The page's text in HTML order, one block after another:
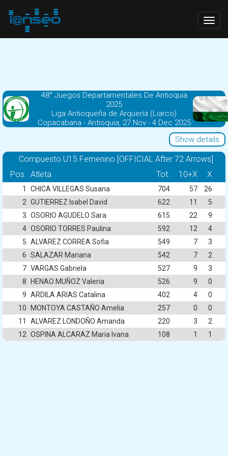
48° Juegos Departamentales De Antioquia
2025
Liga Antioqueña de Arquería (Liarco)
Copacabana - Antioquia, 27 Nov - 4 Dec 2025
Show details
Compuesto U15 Femenino [OFFICIAL After 72 Arrows]
Pos. Atleta Tot. 10+X X
1 CHICA VILLEGAS Susana 704 57
26
2 GUTIERREZ Isabel David 622 11
5
3 OSORIO AGUDELO Sara 615 22
9
4 OSORIO TORRES Paulina 592 12
4
5 ALVAREZ CORREA Sofia 549 7
3
6 SALAZAR Mariana 542 7
2
7 VARGAS Gabriela 527 9
3
8
HENAO MUÑOZ Valeria 526 9
0
9 ARDILA ARIAS Catalina 402 4
0
10
MONTOYA CASTAÑO Amelia 257 0
0
11
ALVAREZ LONDOÑO Amanda 220 3
2
12 OSPINA ALCARAZ Maria Ivana 108 1 1